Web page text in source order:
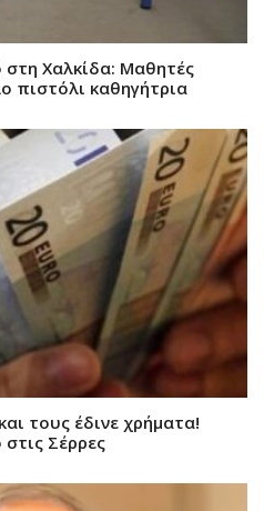
Χαλκίδα: Μαθητές
πιστόλι καθηγήτρια
τους έδινε χρήματα!
Σέρρες